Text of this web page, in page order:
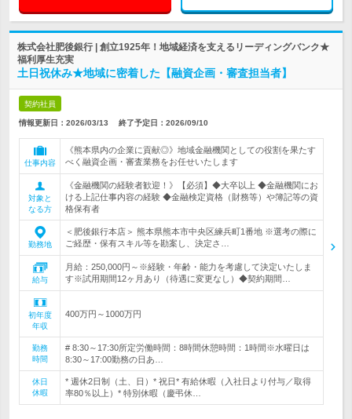
株式会社肥後銀行 | 創立1925年！地域経済を支えるリーディングバンク★
福利厚生充実
土日祝休み★地域に密着した【融資企画・審査担当者】
契約社員
情報更新日：2026/03/13 終了予定日： 2026/09/10
仕事内容
《熊本県内の企業に貢献◎》地域金融機関としての役割を果たす
べく融資企画・審査業務をお任せいたします
対象と
なる方
《金融機関の経験者歓迎！》【必須】◆大卒以上 ◆金融機関にお
ける上記仕事内容の経験 ◆金融検定資格（財務等）や簿記等の資
格保有者
勤務地
＜肥後銀行本店＞ 熊本県熊本市中央区練兵町1番地 ※選考の際に
ご経歴・保有スキル等を勘案し、決定さ…
給与
月給：250,000円～※経験・年齢・能力を考慮して決定いたしま
す※試用期間12ヶ月あり（待遇に変更なし）◆契約期間…
初年度
年収
400万円～1000万円
勤務
時間
# 8:30～17:30所定労働時間：8時間休憩時間：1時間※水曜日は
8:30～17:00勤務の日あ…
休日
休暇
* 週休2日制（土、日）* 祝日* 有給休暇（入社日より付与／取得
率80％以上）* 特別休暇（慶弔休…